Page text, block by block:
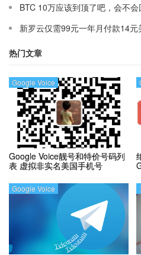
BTC 10万应该到顶了吧，会不
新罗云仅需99元一年月付款14
热门文章
Google Voice靓号和特价号码列
表 虚拟非实名美国手机号
Google Voice
Google Voice